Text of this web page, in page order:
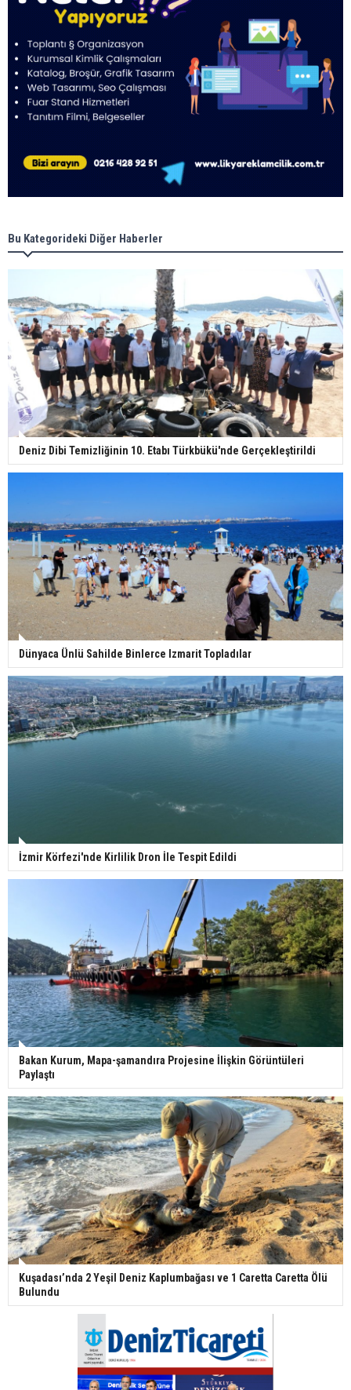
Bu Kategorideki Diğer Haberler
Deniz Dibi Temizliğinin 10. Etabı Türkbükü'nde Gerçekleştirildi
Dünyaca Ünlü Sahilde Binlerce Izmarit Topladılar
İzmir Körfezi'nde Kirlilik Dron İle Tespit Edildi
Bakan Kurum, Mapa-şamandıra Projesine İlişkin Görüntüleri
Paylaştı
Kuşadası’nda 2 Yeşil Deniz Kaplumbağası ve 1 Caretta Caretta Ölü
Bulundu